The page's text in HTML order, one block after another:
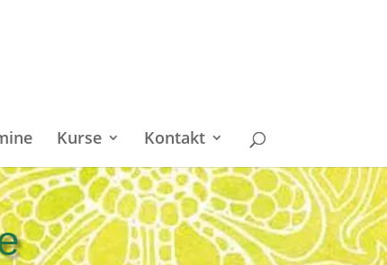
Kurse Kontakt